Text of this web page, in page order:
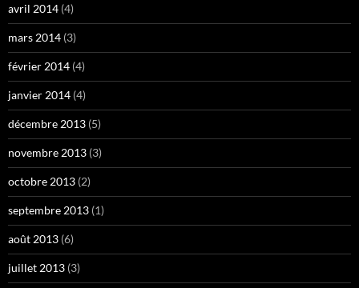
avril 2014 (4)
mars 2014 (3)
février 2014 (4)
janvier 2014 (4)
décembre 2013 (5)
novembre 2013 (3)
octobre 2013 (2)
septembre 2013 (1)
août 2013 (6)
juillet 2013 (3)